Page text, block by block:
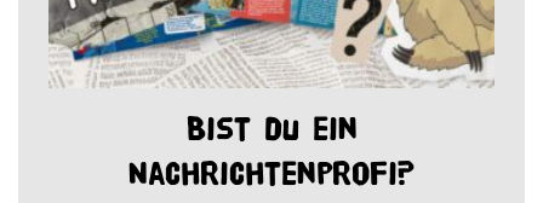
Bist du ein
Nachrichtenprofi?